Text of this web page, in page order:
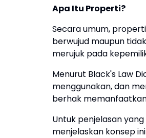
Apa Itu Properti?
Secara umum,
berwujud maupun
merujuk pada
Menurut Black's Law
menggunakan, dan
berhak
Untuk penjelasan
menjelaskan konsep